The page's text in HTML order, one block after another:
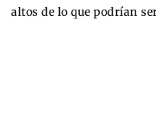
altos de lo que podrían